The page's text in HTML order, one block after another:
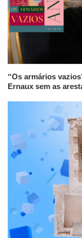
“Os armários
Ernaux sem as